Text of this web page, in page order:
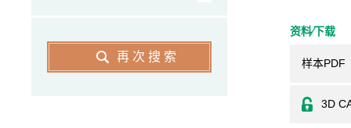
资料⁄下载
样本PDF
3D
再次搜索